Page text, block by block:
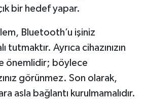
bir hedef yapar.
Bluetooth’u işiniz
tutmaktır. Ayrıca cihazınızın
önemlidir; böylece
görünmez. Son olarak,
asla bağlantı kurulmamalıdır.